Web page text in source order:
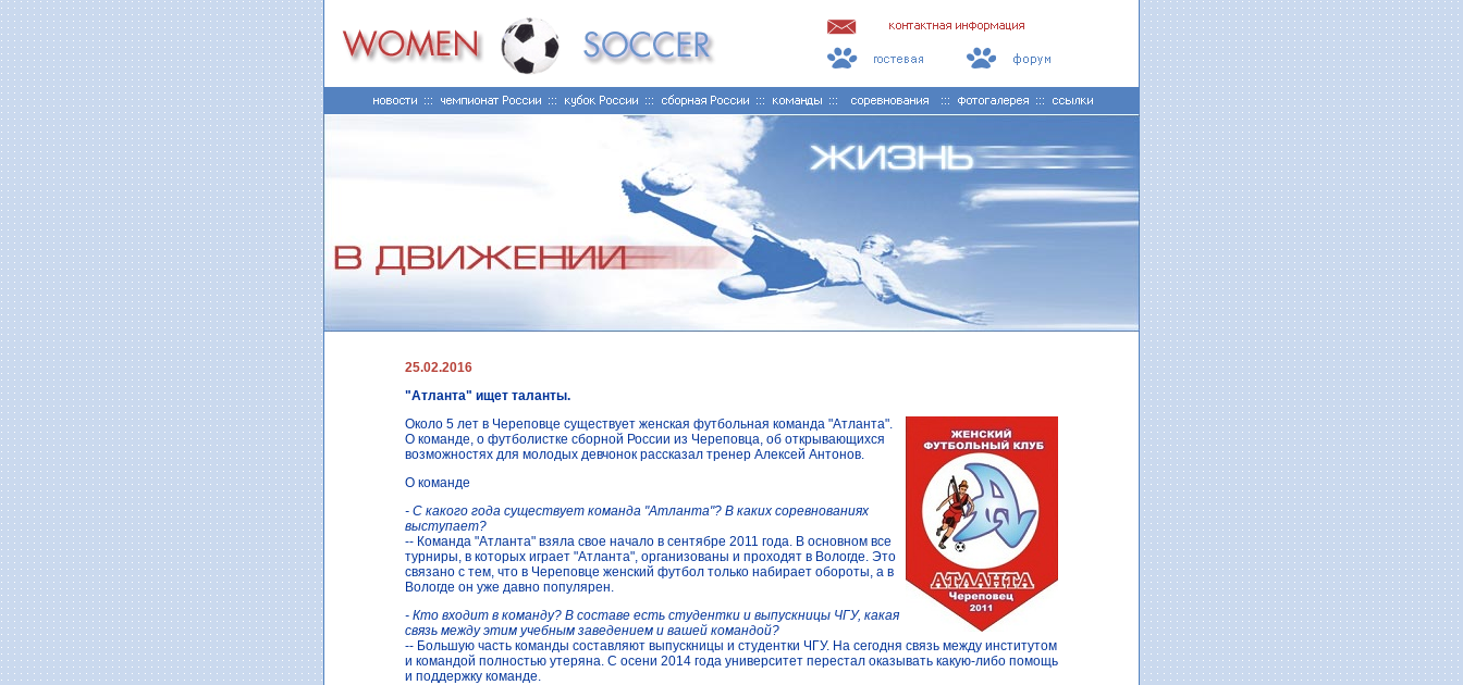
25.02.2016
"Атланта" ищет таланты.
Около 5 лет в Череповце существует женская футбольная команда "Атланта".
О команде, о футболистке сборной России из Череповца, об открывающихся
возможностях для молодых девчонок рассказал тренер Алексей Антонов.
О команде
- С какого года существует команда "Атланта"? В каких соревнованиях
выступает?
-- Команда "Атланта" взяла свое начало в сентябре 2011 года. В основном все
турниры, в которых играет "Атланта", организованы и проходят в Вологде. Это
связано с тем, что в Череповце женский футбол только набирает обороты, а в
Вологде он уже давно популярен.
- Кто входит в команду? В составе есть студентки и выпускницы ЧГУ, какая
связь между этим учебным заведением и вашей командой?
-- Большую часть команды составляют выпускницы и студентки ЧГУ. На сегодня связь между институтом
и командой полностью утеряна. С осени 2014 года университет перестал оказывать какую-либо помощь
и поддержку команде.